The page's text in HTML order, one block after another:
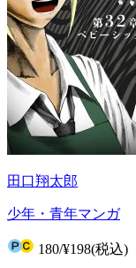
田口翔太郎
少年・青年マンガ
180/¥198(税込)